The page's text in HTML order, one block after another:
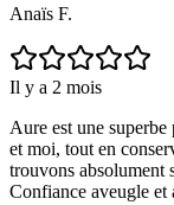
Anaïs F.
Il y a 2 mois
Aure est une
et moi, tout en
trouvons absolument
Confiance aveugle et